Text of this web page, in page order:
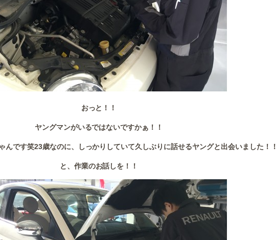
おっと！！
ヤングマンがいるではないですかぁ！！
んです笑23歳なのに、しっかりしていて久しぶりに話せるヤングと出会いました！！
と、作業のお話しを！！